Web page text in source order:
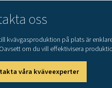
membranseparation
Tryckvariationsadsorption
PSA-generatorer använder ett
metod möjliggör produktion
laserskärning eller elektronik.